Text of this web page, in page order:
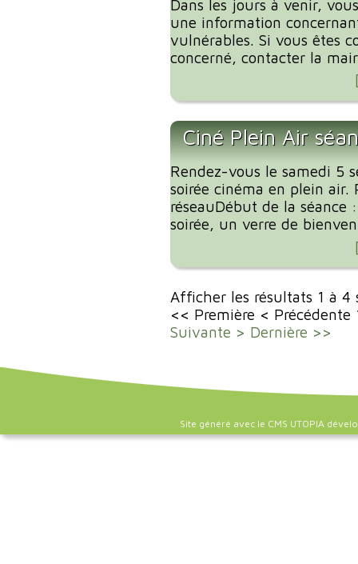
Dans les jours à venir,
une information
vulnérables. Si vous êtes
concerné, contacter la
Ciné Plein Air
Rendez-vous le samedi 5
soirée cinéma en plein
réseauDébut de la
soirée, un verre de
Afficher les résultats 1 à
<< Première < Précédente
Suivante > Dernière >>
Site généré avec le CMS UTOPIA